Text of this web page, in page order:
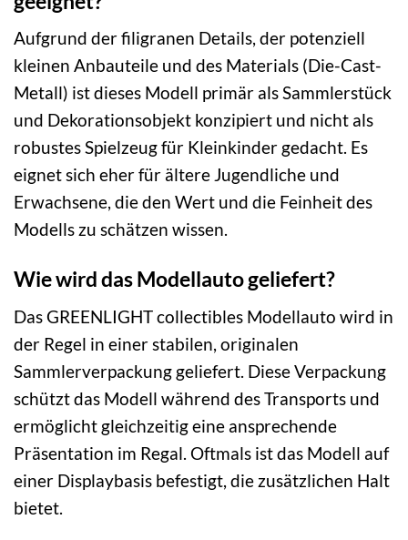
Aufgrund der filigranen Details, der potenziell
kleinen Anbauteile und des Materials (Die-Cast-
Metall) ist dieses Modell primär als Sammlerstück
und Dekorationsobjekt konzipiert und nicht als
robustes Spielzeug für Kleinkinder gedacht. Es
eignet sich eher für ältere Jugendliche und
Erwachsene, die den Wert und die Feinheit des
Modells zu schätzen wissen.
Wie wird das Modellauto geliefert?
Das GREENLIGHT collectibles Modellauto wird in
der Regel in einer stabilen, originalen
Sammlerverpackung geliefert. Diese Verpackung
schützt das Modell während des Transports und
ermöglicht gleichzeitig eine ansprechende
Präsentation im Regal. Oftmals ist das Modell auf
einer Displaybasis befestigt, die zusätzlichen Halt
bietet.